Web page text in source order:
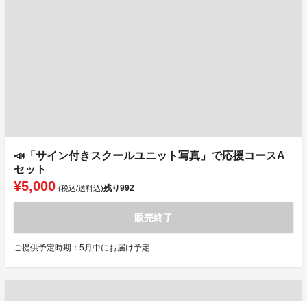
📣「サイン付きスクールユニット写真」で応援コースA
セット
¥5,000 (税込/送料込)残り992
販売終了
ご提供予定時期：5月中にお届け予定